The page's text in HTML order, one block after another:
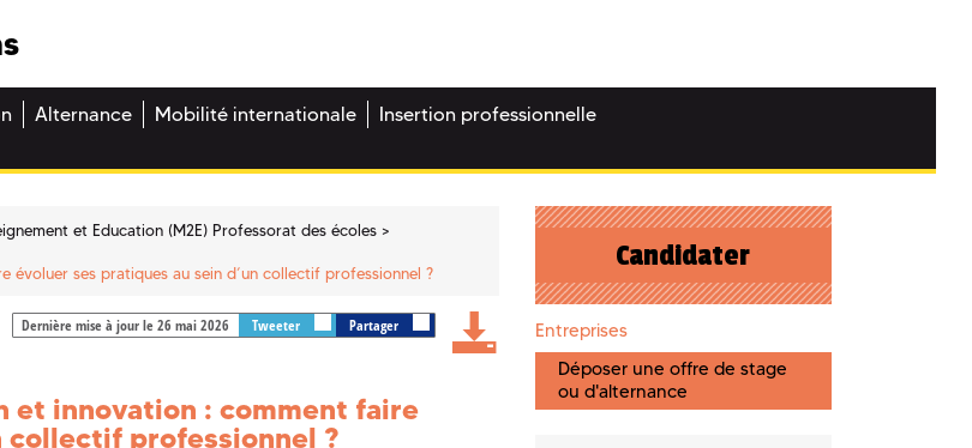
Alternance Mobilité internationale
Insertion professionnelle
et Education (M2E) Professorat des écoles
ses pratiques au sein d’un collectif professionnel ?
Dernière mise à jour le 26 mai 2026 Tweeter Partager
et innovation : comment faire
collectif professionnel ?
Candidater
Entreprises
Déposer une offre de stage
ou d'alternance